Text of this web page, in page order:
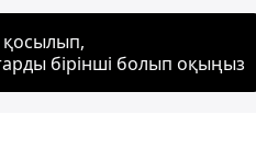
қосылып,
бірінші болып оқыңыз